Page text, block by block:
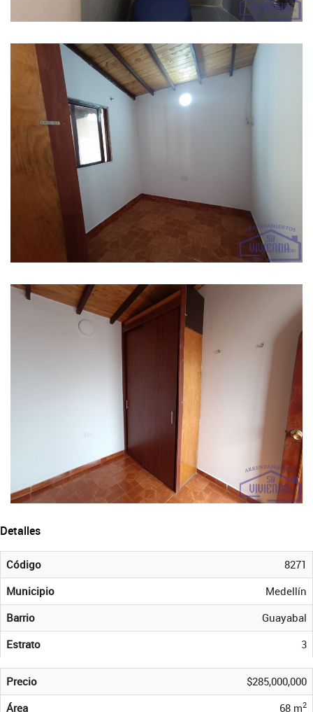
Detalles
Código
8271
Municipio
Medellín
Barrio
Guayabal
Estrato
3
Precio
$285,000,000
Área
68 m2